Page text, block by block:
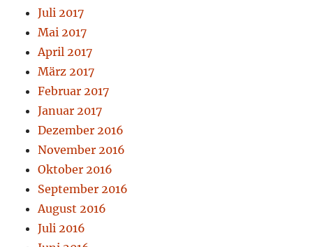
Juli 2017
Mai 2017
April 2017
März 2017
Februar 2017
Januar 2017
Dezember 2016
November 2016
Oktober 2016
September 2016
August 2016
Juli 2016